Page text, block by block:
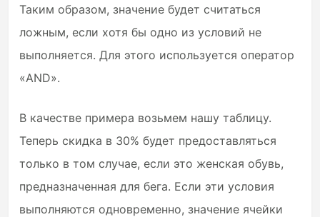
Таким образом, значение будет считаться
ложным, если хотя бы одно из условий не
выполняется. Для этого используется оператор
«AND».
В качестве примера возьмем нашу таблицу.
Теперь скидка в 30% будет предоставляться
только в том случае, если это женская обувь,
предназначенная для бега. Если эти условия
выполняются одновременно, значение ячейки